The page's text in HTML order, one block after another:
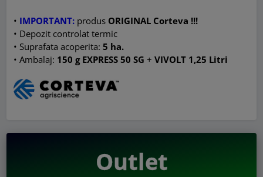
• IMPORTANT: produs ORIGINAL Corteva !!!
• Depozit controlat termic
• Suprafata acoperita:5 ha.
• Ambalaj: 150 g EXPRESS 50 SG +VIVOLT 1,25 Litri
Outlet